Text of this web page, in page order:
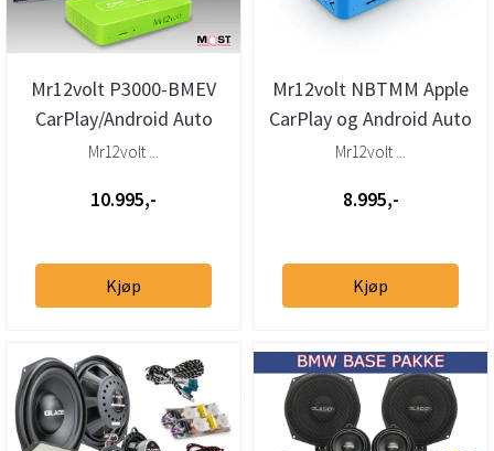
Mr12volt P3000-BMEV
CarPlay/Android Auto
BMW EVO ID5/ID6
Mr12volt ...
10.995,-
Kjøp
Mr12volt NBTMM Apple
CarPlay og Android Auto
til BMW NBT (DSP)
Mr12volt ...
8.995,-
Kjøp